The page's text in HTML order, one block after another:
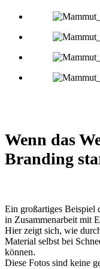
Wenn das
Branding
Ein großartiges Beispiel
in Zusammenarbeit mit
Hier zeigt sich, wie
Material selbst bei
können.
Diese Fotos sind keine